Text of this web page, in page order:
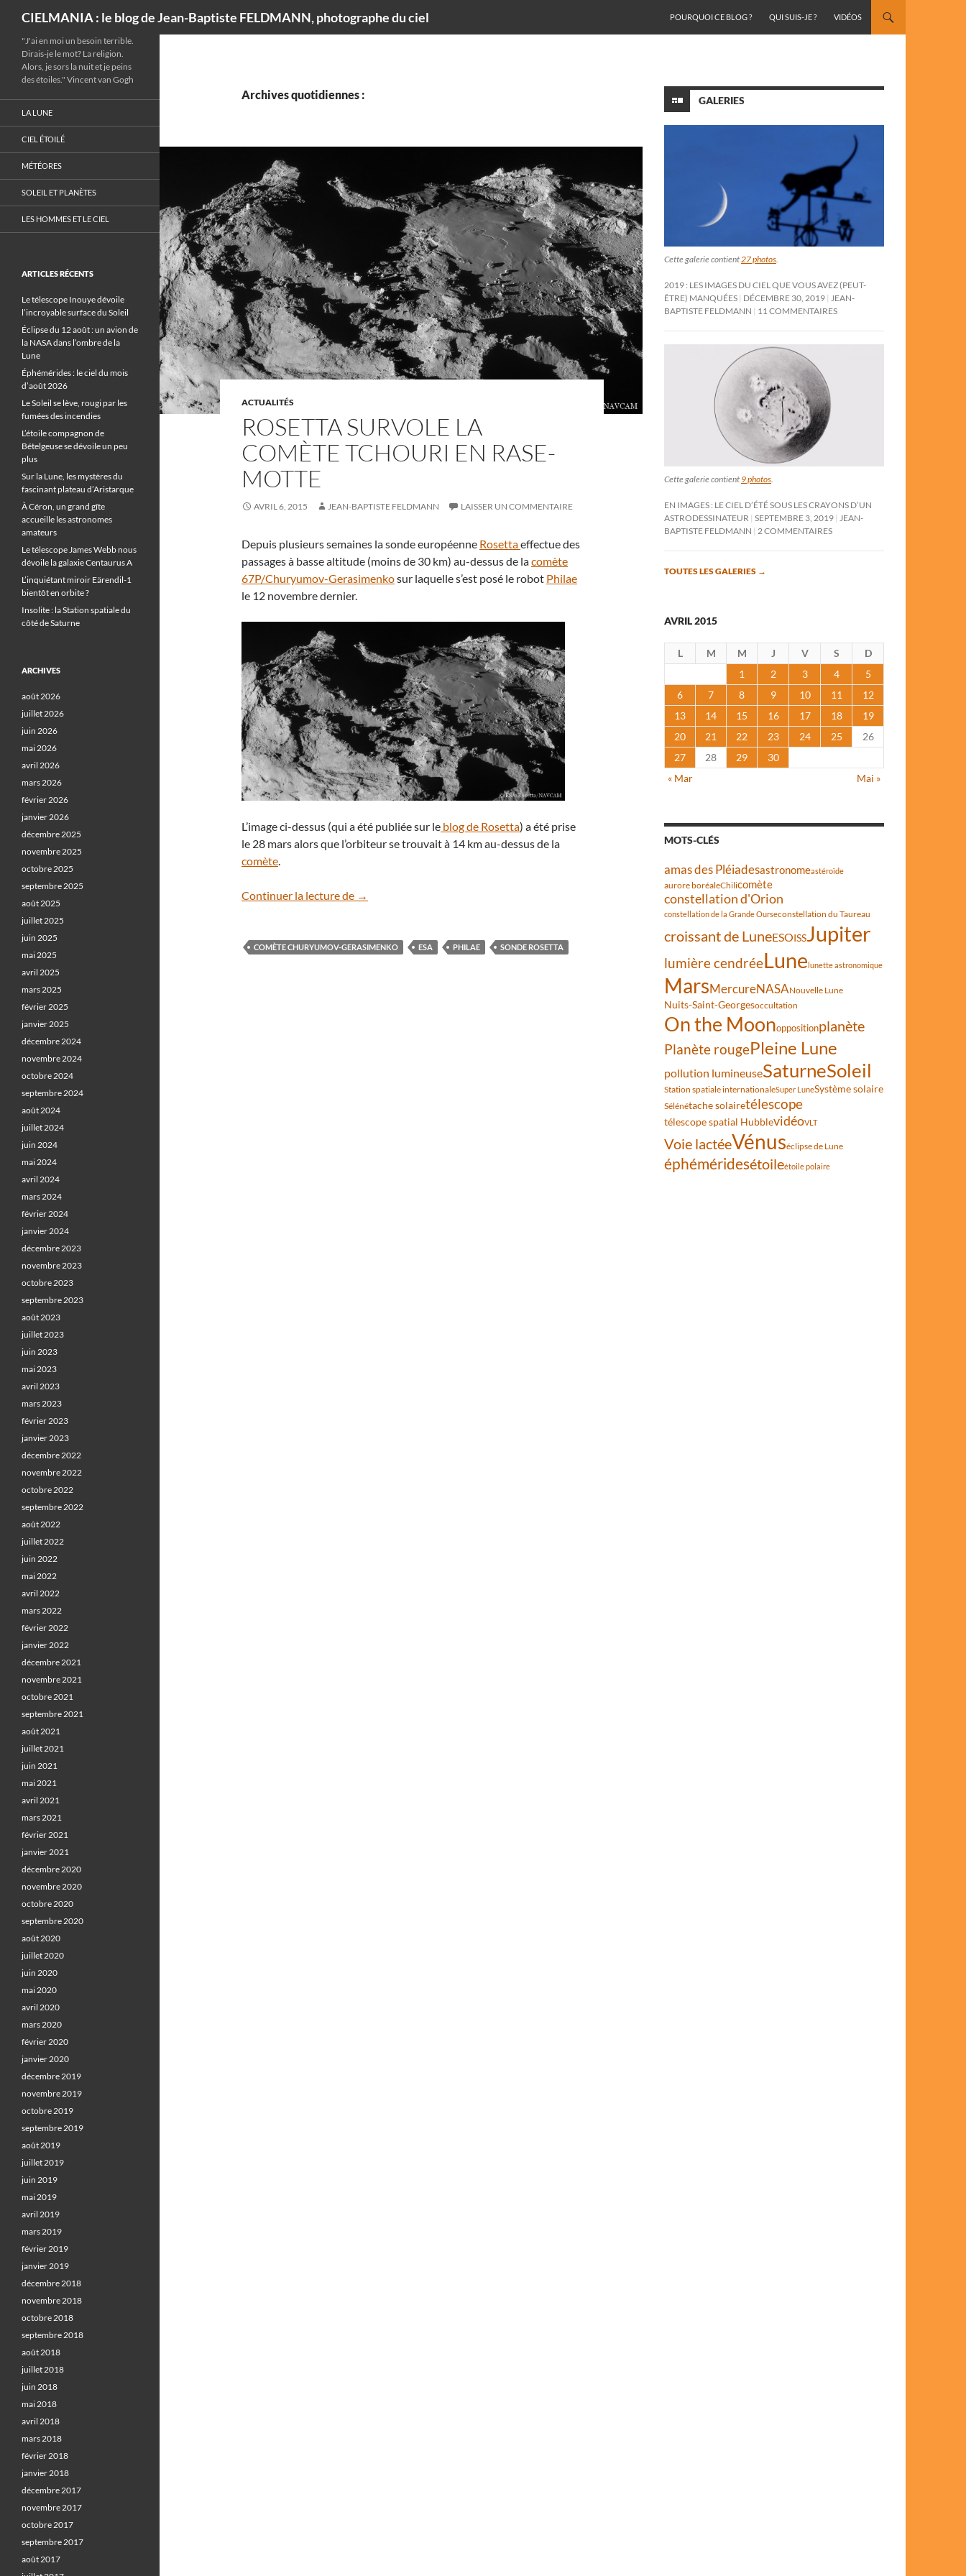
CIELMANIA : le blog de Jean-Baptiste FELDMANN, photographe du ciel
POURQUOI CE BLOG ?
QUI SUIS-JE ? VIDÉOS
Archives quotidiennes :
ACTUALITÉS
ROSETTA SURVOLE LA
COMÈTE TCHOURI EN RASE-
MOTTE
AVRIL 6, 2015 JEAN-BAPTISTE FELDMANN LAISSER UN COMMENTAIRE
Depuis plusieurs semaines la sonde européenne Rosettaeffectue des
passages à basse altitude (moins de 30 km) au-dessus de lacomète
67P/Churyumov-Gerasimenkosur laquelle s’est posé le robot Philae
le 12 novembre dernier.
L’image ci-dessus (qui a été publiée sur le blog de Rosetta) a été prise
le 28 mars alors que l’orbiteur se trouvait à 14 km au-dessus de la
comète.
Continuer la lecture de Rosetta survole la comète Tchouri en rase-motte
→
COMÈTE CHURYUMOV-GERASIMENKO ESA PHILAE SONDE ROSETTA
GALERIES
Cette galerie contient27 photos.
2019 : LES IMAGES DU CIEL QUE VOUS AVEZ (PEUT-
ÊTRE) MANQUÉES DÉCEMBRE 30, 2019 JEAN-
BAPTISTE FELDMANN
11 COMMENTAIRES
Cette galerie contient 9 photos
EN IMAGES : LE CIEL D’ÉTÉ SOUS LES CRAYONS D’UN
ASTRODESSINATEUR SEPTEMBRE 3, 2019
JEAN-
BAPTISTE FELDMANN
2 COMMENTAIRES
TOUTES LES GALERIES →
AVRIL 2015
L M M J V S
D
1
2 3 4
5
6
7 8 9 10 11
12
13
14 15 16 17 18
19
20
21 22 23 24 25
26
27
28 29
30
« Mar
Mai »
MOTS-CLÉS
amas des Pléiadesastronomeastéroïde
aurore boréaleChilicomète
constellation d'Orion
constellation de la Grande Ourseconstellation du Taureau
croissant de LuneESOISSJupiter
lumière cendréeLunelunette astronomique
MarsMercureNASANouvelle Lune
Nuits-Saint-Georgesoccultation
On the Moonoppositionplanète
Planète rougePleine Lune
pollution lumineuseSaturneSoleil
Station spatiale internationaleSuper LuneSystème solaire
Sélénétache solairetélescope
télescope spatial HubblevidéoVLT
Voie lactéeVénuséclipse de Lune
éphéméridesétoileétoile polaire
"J'ai en moi un besoin terrible.
Dirais-je le mot? La religion.
Alors, je sors la nuit et je peins
des étoiles." Vincent van Gogh
LA LUNE
CIEL ÉTOILÉ
MÉTÉORES
SOLEIL ET PLANÈTES
LES HOMMES ET LE CIEL
ARTICLES RÉCENTS
Le télescope Inouye dévoile
l’incroyable surface du Soleil
Éclipse du 12 août : un avion de
la NASA dans l’ombre de la
Lune
Éphémérides : le ciel du mois
d’août 2026
Le Soleil se lève, rougi par les
fumées des incendies
L’étoile compagnon de
Bételgeuse se dévoile un peu
plus
Sur la Lune, les mystères du
fascinant plateau d’Aristarque
À Céron, un grand gîte
accueille les astronomes
amateurs
Le télescope James Webb nous
dévoile la galaxie Centaurus A
L’inquiétant miroir Eärendil-1
bientôt en orbite ?
Insolite : la Station spatiale du
côté de Saturne
ARCHIVES
août 2026
juillet 2026
juin 2026
mai 2026
avril 2026
mars 2026
février 2026
janvier 2026
décembre 2025
novembre 2025
octobre 2025
septembre 2025
août 2025
juillet 2025
juin 2025
mai 2025
avril 2025
mars 2025
février 2025
janvier 2025
décembre 2024
novembre 2024
octobre 2024
septembre 2024
août 2024
juillet 2024
juin 2024
mai 2024
avril 2024
mars 2024
février 2024
janvier 2024
décembre 2023
novembre 2023
octobre 2023
septembre 2023
août 2023
juillet 2023
juin 2023
mai 2023
avril 2023
mars 2023
février 2023
janvier 2023
décembre 2022
novembre 2022
octobre 2022
septembre 2022
août 2022
juillet 2022
juin 2022
mai 2022
avril 2022
mars 2022
février 2022
janvier 2022
décembre 2021
novembre 2021
octobre 2021
septembre 2021
août 2021
juillet 2021
juin 2021
mai 2021
avril 2021
mars 2021
février 2021
janvier 2021
décembre 2020
novembre 2020
octobre 2020
septembre 2020
août 2020
juillet 2020
juin 2020
mai 2020
avril 2020
mars 2020
février 2020
janvier 2020
décembre 2019
novembre 2019
octobre 2019
septembre 2019
août 2019
juillet 2019
juin 2019
mai 2019
avril 2019
mars 2019
février 2019
janvier 2019
décembre 2018
novembre 2018
octobre 2018
septembre 2018
août 2018
juillet 2018
juin 2018
mai 2018
avril 2018
mars 2018
février 2018
janvier 2018
décembre 2017
novembre 2017
octobre 2017
septembre 2017
août 2017